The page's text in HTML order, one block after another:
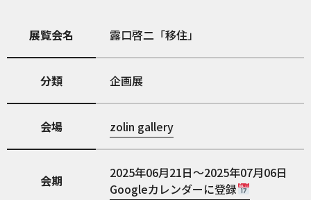
展覧会名 露口啓二「移住」
分類 企画展
会場 zolin gallery
会期
2025年06月21日～2025年07月06日
Googleカレンダーに登録